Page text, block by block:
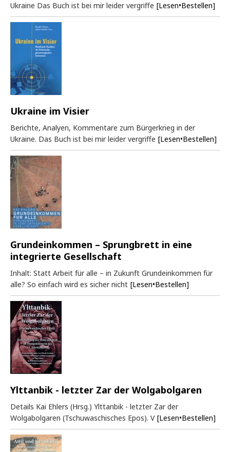
Ukraine Das Buch ist bei mir leider vergriffe [Lesen•Bestellen]
Ukraine im Visier
Berichte, Analyen, Kommentare zum Bürgerkrieg in der
Ukraine. Das Buch ist bei mir leider vergriffe [Lesen•Bestellen]
Grundeinkommen – Sprungbrett in eine
integrierte Gesellschaft
Inhalt: Statt Arbeit für alle – in Zukunft Grundeinkommen für
alle? So einfach wird es sicher nicht [Lesen•Bestellen]
Ylttanbik - letzter Zar der Wolgabolgaren
Details Kai Ehlers (Hrsg.) Ylttanbik - letzter Zar der
Wolgabolgaren (Tschuwaschisches Epos). V [Lesen•Bestellen]